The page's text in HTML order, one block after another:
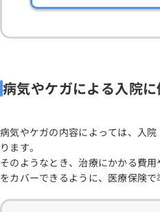
病気やケガによる入院に
病気やケガの内容によっては、入
ります。
そのようなとき、治療にかかる費
をカバーできるように、医療保険で